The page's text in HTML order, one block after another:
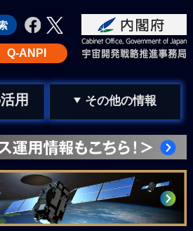
Q-ANPI
活用 その他の情報